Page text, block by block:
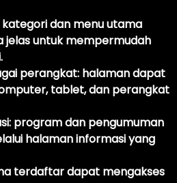
kategori dan menu utama
untuk mempermudah
perangkat: halaman dapat
tablet, dan perangkat
program dan pengumuman
halaman informasi yang
terdaftar dapat mengakses